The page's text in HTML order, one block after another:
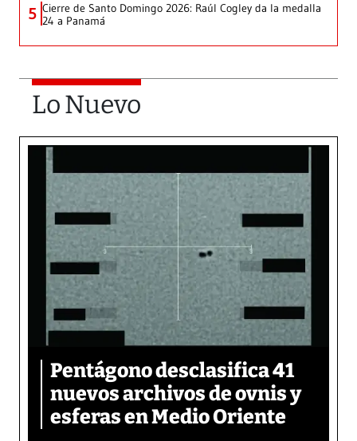
5 Cierre de Santo Domingo 2026: Raúl Cogley da la medalla
24 a Panamá
Lo Nuevo
Pentágono desclasifica 41
nuevos archivos de ovnis y
esferas en Medio Oriente